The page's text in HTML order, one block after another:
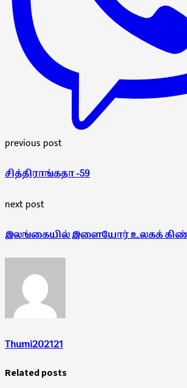
previous post
சித்திராங்கதா -59
next post
இலங்கையில் இளையோர் உலகக்
Thumi202121
Related posts